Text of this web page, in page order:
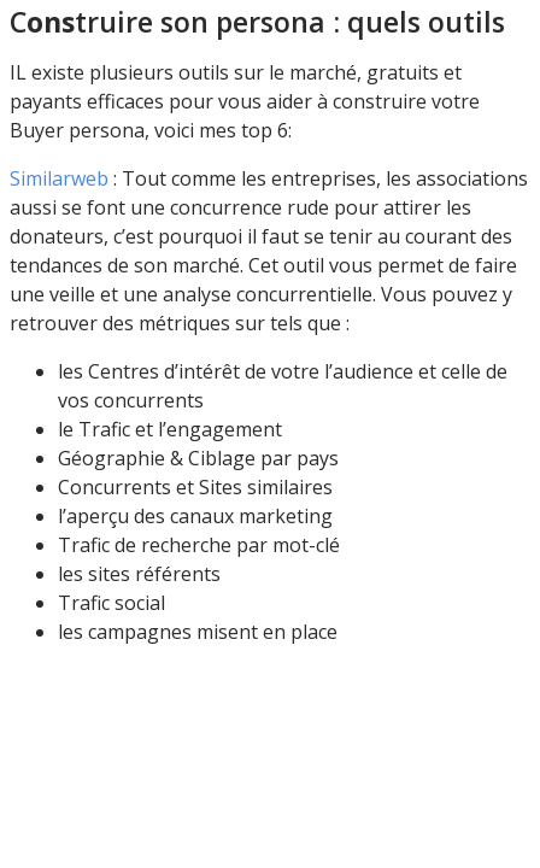
Construire son persona : quels outils
IL existe plusieurs outils sur le marché, gratuits et
payants efficaces pour vous aider à construire votre
Buyer persona, voici mes top 6:
Similarweb : Tout comme les entreprises, les associations
aussi se font une concurrence rude pour attirer les
donateurs, c’est pourquoi il faut se tenir au courant des
tendances de son marché. Cet outil vous permet de faire
une veille et une analyse concurrentielle. Vous pouvez y
retrouver des métriques sur tels que :
les Centres d’intérêt de votre l’audience et celle de
vos concurrents
le Trafic et l’engagement
Géographie & Ciblage par pays
Concurrents et Sites similaires
l’aperçu des canaux marketing
Trafic de recherche par mot-clé
les sites référents
Trafic social
les campagnes misent en place